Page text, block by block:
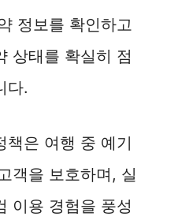
정보를 확인하고
상태를 확실히 점
다.
책은 여행 중 예기
객을 보호하며, 실
이용 경험을 풍성